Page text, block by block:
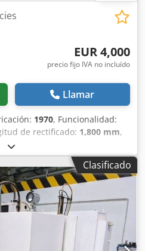
EUR 4,000
precio fijo IVA no incluído
Llamar
1970, Funcionalidad:
de rectificado: 1,800 mm,
longitud de la mesa:
, ¡¡¡VENTA EN LOCALIZACIÓN D-
plana BLOHM HFS 12 Año
de rectificado: 1800 mm
Djdjzamf Ejpfx Adqsck
1.350x350 mm Accesorios:
ANLAGE) Diversas muelas
funcionamiento y puede
en cualquier momento.
Clasificado